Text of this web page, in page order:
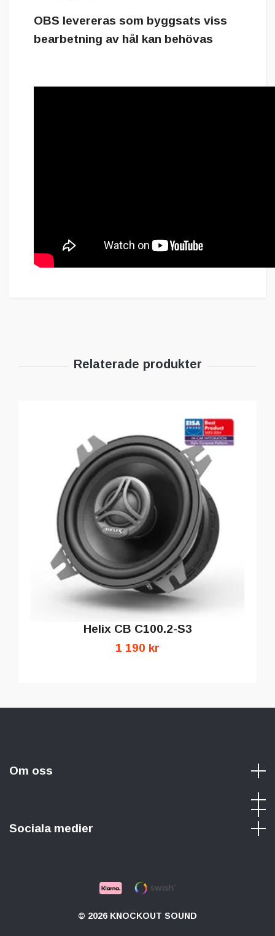
OBS levereras som byggsats viss
bearbetning av hål kan behövas
Helix CB C100.2-S3
1 190 kr
Om oss
Sociala medier
© 2026 KNOCKOUT SOUND